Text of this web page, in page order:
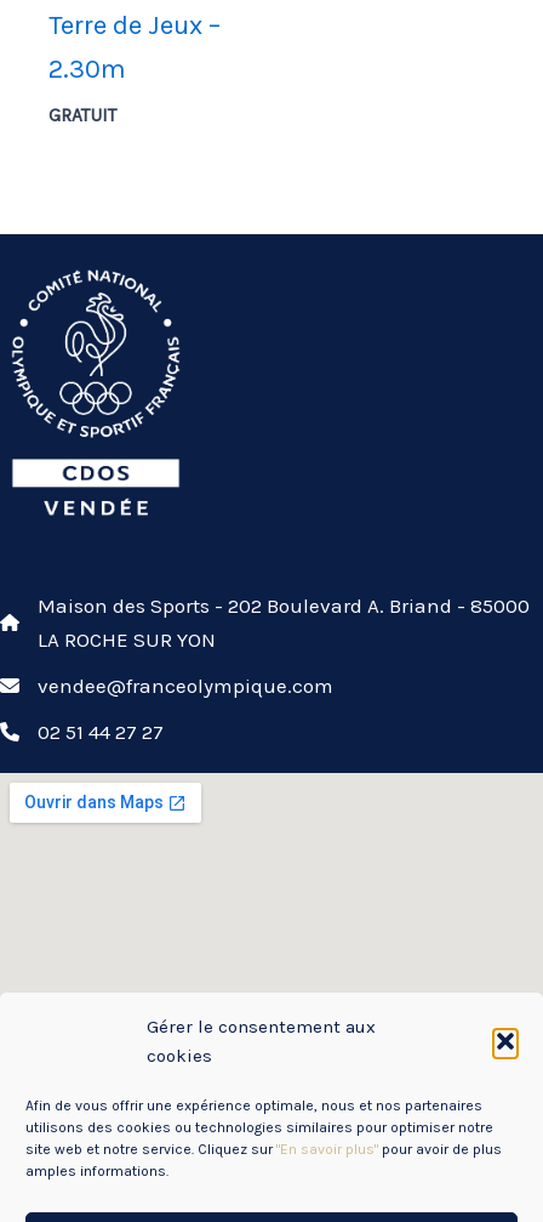
Gérer le consentement aux
cookies
Afin de vous offrir une expérience optimale, nous et nos partenaires
utilisons des cookies ou technologies similaires pour optimiser notre
site web et notre service. Cliquez sur"En savoir plus" pour avoir de plus
amples informations.
Terre de Jeux –
2.30m
GRATUIT
Maison des Sports - 202 Boulevard A. Briand - 85000
LA ROCHE SUR YON
vendee@franceolympique.com
02 51 44 27 27